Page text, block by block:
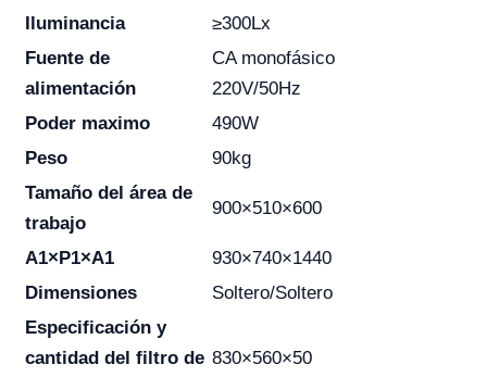
Iluminancia
≥300Lx
Fuente de
alimentación
CA monofásico
220V/50Hz
Poder maximo
490W
Peso
90kg
Tamaño del área de
trabajo
900×510×600
A1×P1×A1
930×740×1440
Dimensiones
Soltero/Soltero
Especificación y
cantidad del filtro de 830×560×50